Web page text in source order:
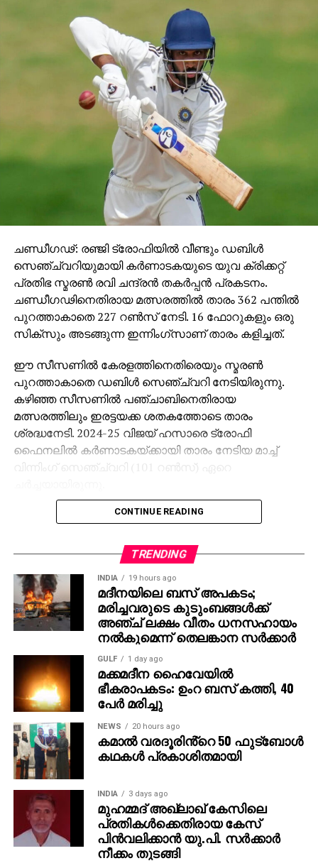
ചണ്ഡീഗഢ്: രഞ്ജി ട്രോഫിയില്‍ വീണ്ടും ഡബിള്‍
സെഞ്ച്വറിയുമായി കര്‍ണാടകയുടെ യുവ ക്രിക്കറ്റ്
പ്രതിഭ സ്മരണ്‍ രവി ചന്ദ്രന്‍ തകര്‍പ്പന്‍ പ്രകടനം.
ചണ്ഡീഗഢിനെതിരായ മത്സരത്തില്‍ താരം 362 പന്തില്‍
പുറത്താകാതെ 227 റണ്‍സ് നേടി. 16 ഫോറുകളും ഒരു
സിക്സും അടങ്ങുന്ന ഇന്നിംഗ്‌സാണ് താരം കളിച്ചത്.
ഈ സീസണില്‍ കേരളത്തിനെതിരെയും സ്മരണ്‍
പുറത്താകാതെ ഡബിള്‍ സെഞ്ച്വറി നേടിയിരുന്നു.
കഴിഞ്ഞ സീസണില്‍ പഞ്ചാബിനെതിരായ
മത്സരത്തിലും ഇരട്ടയക്ക ശതകത്തോടെ താരം
ശ്രദ്ധനേടി. 2024-25 വിജയ് ഹസാരെ ട്രോഫി
ഫൈനലില്‍ കര്‍ണാടകയ്ക്കായി താരം നേടിയ മാച്ച്
വിന്നിംഗ് സെഞ്ച്വറി (101 റണ്‍സ്) ഏറെ
വെറും 22 വയസ്സുള്ള സ്മരണ്‍ ഇതിനകം തന്നെ 3
ഹാഫ് സെഞ്ച്വറികള്‍ എന്നിവ സ്വന്തമാക്കി.
13 ഫസ്റ്റ് ക്ലാസ് മത്സരങ്ങള്‍ കളിച്ച താരം 1000 റണ്‍സ്
പിന്നിട്ടുകഴിഞ്ഞു.
ഐപിഎലില്‍ സ്മരണ്‍ സണ്‍റൈസേഴ്‌സ് ഹൈദരാബാദ്
ടീമിലെ താരമാണ്. 2025 സീസണില്‍ ആദം സാംപയ്ക്ക്
പകരക്കാരനായി 30 ലക്ഷം രൂപയ്ക്ക് എസ്ആര്‍എച്ച്
താരത്തെ ടീമിലെത്തിച്ചെങ്കിലും പരിക്ക് മൂലം
ടൂര്‍ണമെന്റില്‍ നിന്ന് പിന്മാറേണ്ടി വന്നു. സ്മരണ്‍
പുറത്തായതോടെ ഹര്‍ഷ് ദുബെ ടീമിലേക്കെത്തി.
എങ്കിലും സണ്‍റൈസേഴ്‌സ് ഹൈദരാബാദ് 2026
സീസണിലേക്കുള്ള നിലനിര്‍ത്തല്‍ പട്ടികയില്‍ സ്മരണ്‍
ഉള്‍പ്പെടുത്തിയിട്ടുണ്ട്, അതോടെ മടങ്ങിവരവിന് വാതില്‍
തുറന്നു.
CONTINUE READING
TRENDING
INDIA 19 hours ago
മദീനയിലെ ബസ് അപകടം;
മരിച്ചവരുടെ കുടുംബങ്ങള്‍ക്ക്
അഞ്ച് ലക്ഷം വീതം ധനസഹായം
നല്‍കുമെന്ന് തെലങ്കാന സര്‍ക്കാര്‍
GULF 1 day ago
മക്കമദീന ഹൈവേയില്‍
ഭീകരാപകടം: ഉംറ ബസ് കത്തി, 40
പേര്‍ മരിച്ചു
NEWS 20 hours ago
കമാൽ വരദൂരിൻ്റെ 50 ഫുട്ബോൾ
കഥകൾ പ്രകാശിതമായി
INDIA 3 days ago
മുഹമ്മദ് അഖ്‌ലാഖ് കേസിലെ
പ്രതികള്‍ക്കെതിരായ കേസ്
പിന്‍വലിക്കാന്‍ യു.പി. സര്‍ക്കാര്‍
നീക്കം തുടങ്ങി